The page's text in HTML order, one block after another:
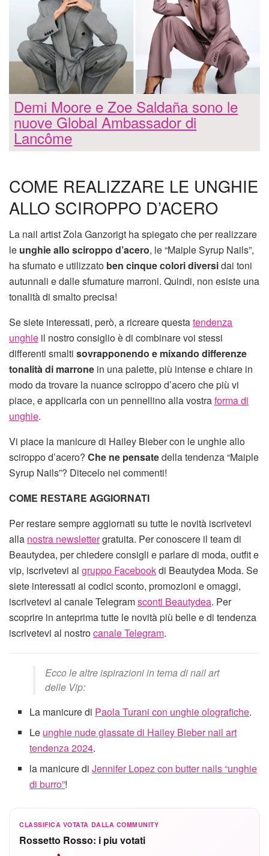
Demi Moore e Zoe Saldaña sono le
nuove Global Ambassador di
Lancôme
COME REALIZZARE LE UNGHIE
ALLO SCIROPPO D’ACERO
La nail artist Zola Ganzorigt ha spiegato che per realizzare
le unghieallo sciroppo d’acero, le “Maiple Syrup Nails”,
ha sfumato e utilizzato ben cinque colori diversidai toni
autunnali e dalle sfumature marroni. Quindi, non esiste una
tonalità di smalto precisa!
Se siete interessati, però, a ricreare questatendenza
unghie il nostro consiglio è di combinare voi stessi
differenti smalti sovrapponendo e mixando differenze
tonalità di marrone in una palette, più intense e chiare in
modo da trovare la nuance sciroppo d’acero che più vi
piace, e applicarla con un pennellino alla vostraforma di
unghie.
Vi piace la manicure di Hailey Bieber con le unghie allo
sciroppo d’acero? Che ne pensatedella tendenza “Maiple
Syrup Nails”? Ditecelo nei commenti!
COME RESTARE AGGIORNATI
Per restare sempre aggiornati su tutte le novità iscrivetevi
alla nostra newslettergratuita. Per conoscere il team di
Beautydea, per chiedere consigli e parlare di moda, outfit e
vip, iscrivetevi al gruppo Facebookdi Beautydea Moda. Se
siete interessati ai codici sconto, promozioni e omaggi,
iscrivetevi al canale Telegramsconti Beautydea. Per
scoprire in anteprima tutte le novità più belle e di tendenza
iscrivetevi al nostrocanale Telegram.
Ecco le altre ispirazioni in tema di nail art
delle Vip:
La manicure di Paola Turani con unghie olografiche.
Le unghie nude glassate di Hailey Bieber nail art
tendenza 2024.
la manicure diJennifer Lopez con butter nails “unghie
di burro”!
CLASSIFICA VOTATA DALLA COMMUNITY
Rossetto Rosso: i piu votati